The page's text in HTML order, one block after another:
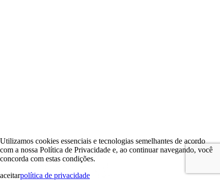
Utilizamos cookies essenciais e tecnologias semelhantes de acordo
com a nossa Política de Privacidade e, ao continuar navegando, você
concorda com estas condições.
aceitarpolítica de privacidade